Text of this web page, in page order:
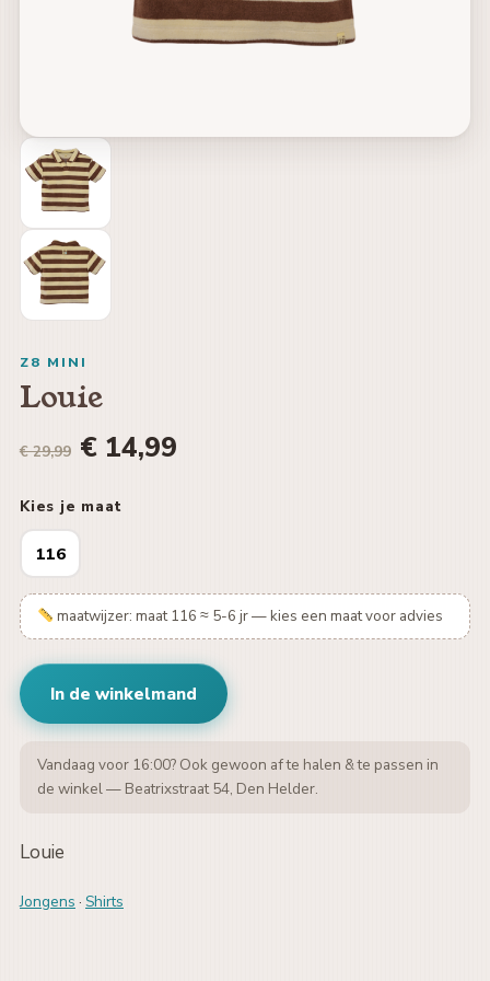
Z8 MINI
Louie
€ 29,99 € 14,99
Kies je maat
116
maatwijzer: maat 116 ≈ 5-6 jr — kies een maat voor advies
In de winkelmand
Vandaag voor 16:00? Ook gewoon af te halen & te passen in
de winkel — Beatrixstraat 54, Den Helder.
Louie
Jongens · Shirts